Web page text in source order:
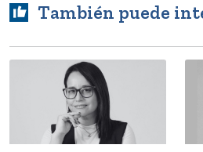
También puede